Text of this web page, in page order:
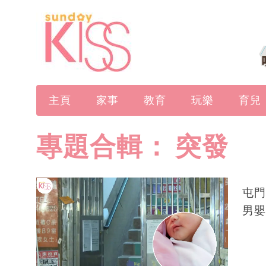
主頁 家事 教育 玩樂 育兒
專題合輯： 突發
屯
男